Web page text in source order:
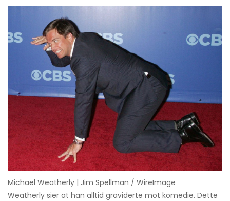
Michael Weatherly | Jim Spellman / WireImage
Weatherly sier at han alltid graviderte mot komedie. Dette